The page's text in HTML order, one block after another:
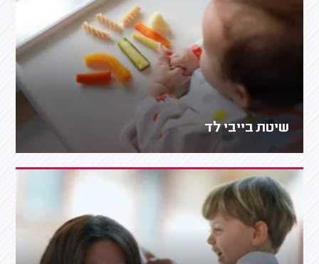
שיטת בייבי לד